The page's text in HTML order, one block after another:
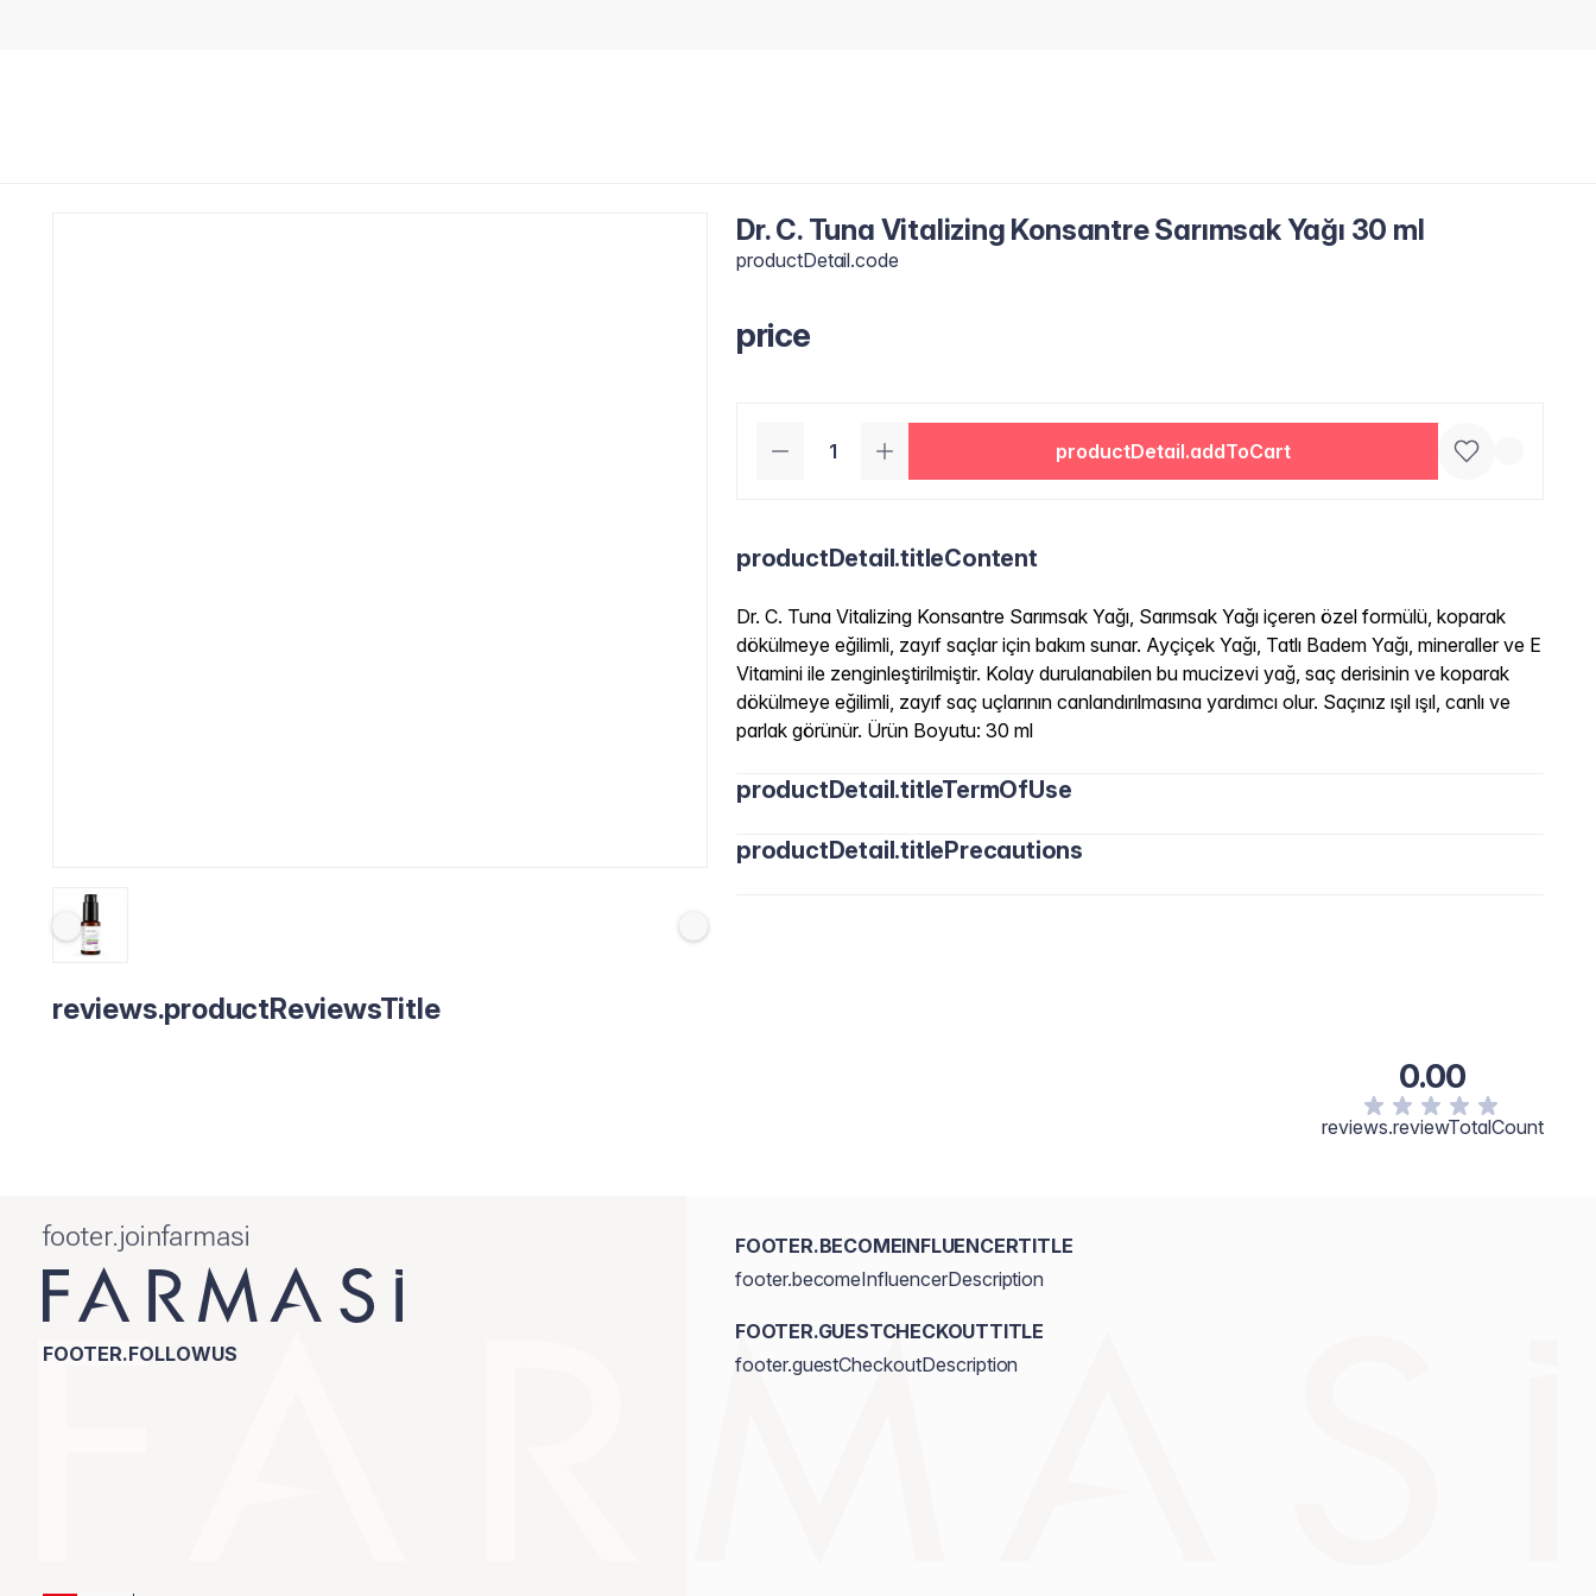
Dr. C. Tuna Vitalizing Konsantre Sarımsak Yağı 30 ml
productDetail.code
price
productDetail.addToCart
productDetail.titleContent
Dr. C. Tuna Vitalizing Konsantre Sarımsak Yağı, Sarımsak Yağı içeren özel formülü, koparak
dökülmeye eğilimli, zayıf saçlar için bakım sunar. Ayçiçek Yağı, Tatlı Badem Yağı, mineraller ve E
Vitamini ile zenginleştirilmiştir. Kolay durulanabilen bu mucizevi yağ, saç derisinin ve koparak
dökülmeye eğilimli, zayıf saç uçlarının canlandırılmasına yardımcı olur. Saçınız ışıl ışıl, canlı ve
parlak görünür. Ürün Boyutu: 30 ml
productDetail.titleTermOfUse
productDetail.titlePrecautions
reviews.productReviewsTitle
0.00
reviews.reviewTotalCount
footer.joinfarmasi
FOOTER.FOLLOWUS
FOOTER.BECOMEINFLUENCERTITLE
footer.becomeInfluencerDescription
FOOTER.GUESTCHECKOUTTITLE
footer.guestCheckoutDescription